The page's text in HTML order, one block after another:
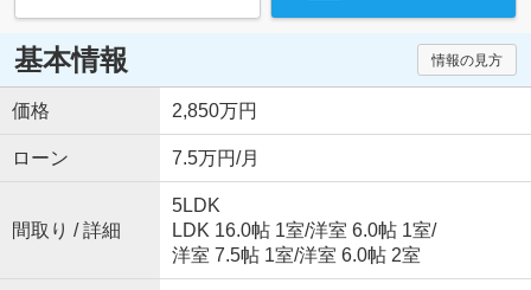
基本情報 情報の見方
価格 2,850万円
ローン 7.5万円/月
間取り / 詳細
5LDK
LDK 16.0帖 1室/洋室 6.0帖 1室/
洋室 7.5帖 1室/洋室 6.0帖 2室